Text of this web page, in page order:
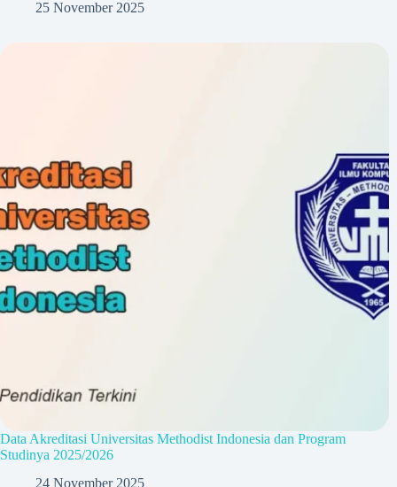
25 November 2025
Data Akreditasi Universitas Methodist Indonesia dan Program
Studinya 2025/2026
24 November 2025